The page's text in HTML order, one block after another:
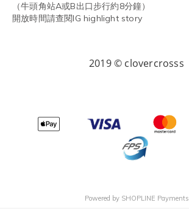
（牛頭角站A或B出口步行約8分鐘）
開放時間請查閱IG highlight story
2019 © clovercrosss
Powered by SHOPLINE Payments